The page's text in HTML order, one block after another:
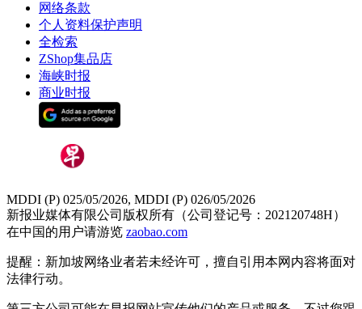
网络条款
个人资料保护声明
全检索
ZShop集品店
海峡时报
商业时报
MDDI (P) 025/05/2026, MDDI (P) 026/05/2026
新报业媒体有限公司版权所有（公司登记号：202120748H）
在中国的用户请游览 zaobao.com
提醒：新加坡网络业者若未经许可，擅自引用本网内容将面对
法律行动。